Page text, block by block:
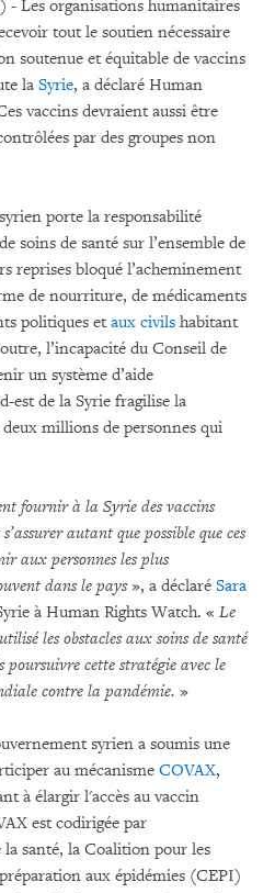
- Les organisations humanitaires
tout le soutien nécessaire
soutenue et équitable de vaccins
la Syrie, a déclaré Human
vaccins devraient aussi être
par des groupes non
porte la responsabilité
soins de santé sur l’ensemble de
reprises bloqué l’acheminement
de nourriture, de médicaments
politiques et aux civils habitant
l’incapacité du Conseil de
un système d’aide
est de la Syrie fragilise la
millions de personnes qui
fournir à la Syrie des vaccins
autant que possible que ces
aux personnes les plus
dans le pays», a déclaré Sara
à Human Rights Watch. « Le
les obstacles aux soins de santé
poursuivre cette stratégie avec le
contre la pandémie. »
syrien a soumis une
au mécanisme COVAX,
à élargir l'accès au vaccin
est codirigée par
santé, la Coalition pour les
aux épidémies (CEPI)